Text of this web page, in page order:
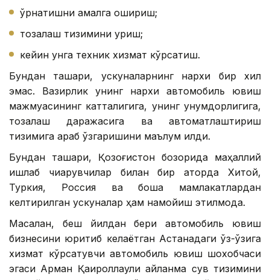
ўрнатишни амалга ошириш;
тозалаш тизимини қуриш;
кейин унга техник хизмат кўрсатиш.
Бундан ташқари, ускуналарнинг нархи бир хил
эмас. Вазирлик унинг нархи автомобиль ювиш
мажмуасининг катталигига, унинг унумдорлигига,
тозалаш даражасига ва автоматлаштириш
тизимига қараб ўзгаришини маълум қилди.
Бундан ташқари, Қозоғистон бозорида маҳаллий
ишлаб чиқарувчилар билан бир қаторда Хитой,
Туркия, Россия ва бошқа мамлакатлардан
келтирилган ускуналар ҳам намойиш этилмоқда.
Масалан, беш йилдан бери автомобиль ювиш
бизнесини юритиб келаётган Астанадаги ўз-ўзига
хизмат кўрсатувчи автомобиль ювиш шохобчаси
эгаси Арман Қаироллаули айланма сув тизимини